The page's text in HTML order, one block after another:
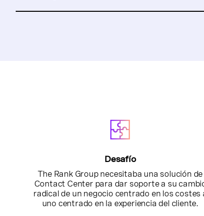
Desafío
The Rank Group necesitaba una solución de
Contact Center para dar soporte a su
radical de un negocio centrado en los costes
uno centrado en la experiencia del cliente.